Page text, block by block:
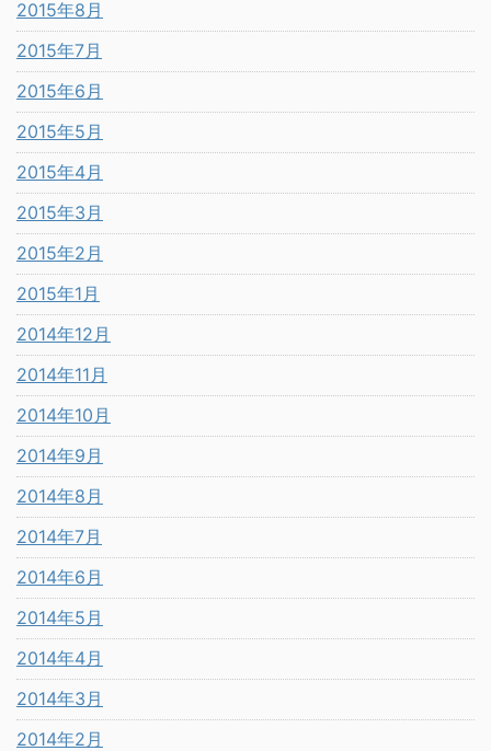
2015年8月
2015年7月
2015年6月
2015年5月
2015年4月
2015年3月
2015年2月
2015年1月
2014年12月
2014年11月
2014年10月
2014年9月
2014年8月
2014年7月
2014年6月
2014年5月
2014年4月
2014年3月
2014年2月